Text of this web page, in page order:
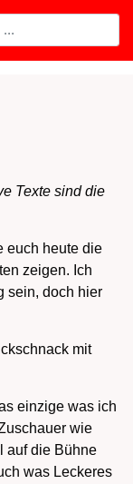
Texte sind die
euch heute die
zeigen. Ich
sein, doch hier
mit
einzige was ich
wie
auf die Bühne
was Leckeres